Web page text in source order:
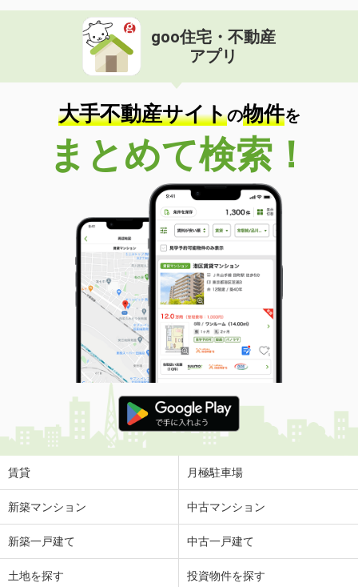
goo住宅・不動産
アプリ
大手不動産サイトの物件を
まとめて検索！
賃貸 月極駐車場
新築マンション 中古マンション
新築一戸建て 中古一戸建て
土地を探す 投資物件を探す